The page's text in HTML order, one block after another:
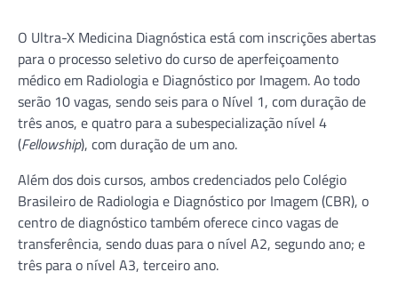
O Ultra-X Medicina Diagnóstica está com inscrições abertas
para o processo seletivo do curso de aperfeiçoamento
médico em Radiologia e Diagnóstico por Imagem. Ao todo
serão 10 vagas, sendo seis para o Nível 1, com duração de
três anos, e quatro para a subespecialização nível 4
(Fellowship), com duração de um ano.
Além dos dois cursos, ambos credenciados pelo Colégio
Brasileiro de Radiologia e Diagnóstico por Imagem (CBR), o
centro de diagnóstico também oferece cinco vagas de
transferência, sendo duas para o nível A2, segundo ano; e
três para o nível A3, terceiro ano.